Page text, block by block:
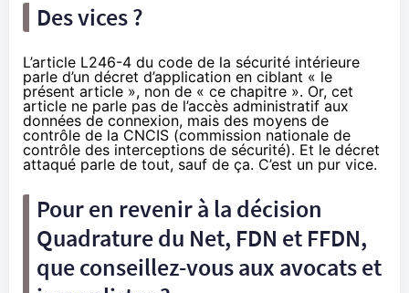
Des vices ?
L’article L246-4 du code de la sécurité intérieure
parle d’un décret d’application en ciblant « le
présent article », non de « ce chapitre ». Or, cet
article ne parle pas de l’accès administratif aux
données de connexion, mais des moyens de
contrôle de la CNCIS (commission nationale de
contrôle des interceptions de sécurité). Et le décret
attaqué parle de tout, sauf de ça. C’est un pur vice.
Pour en revenir à la décision
Quadrature du Net, FDN et FFDN,
que conseillez-vousaux avocats et